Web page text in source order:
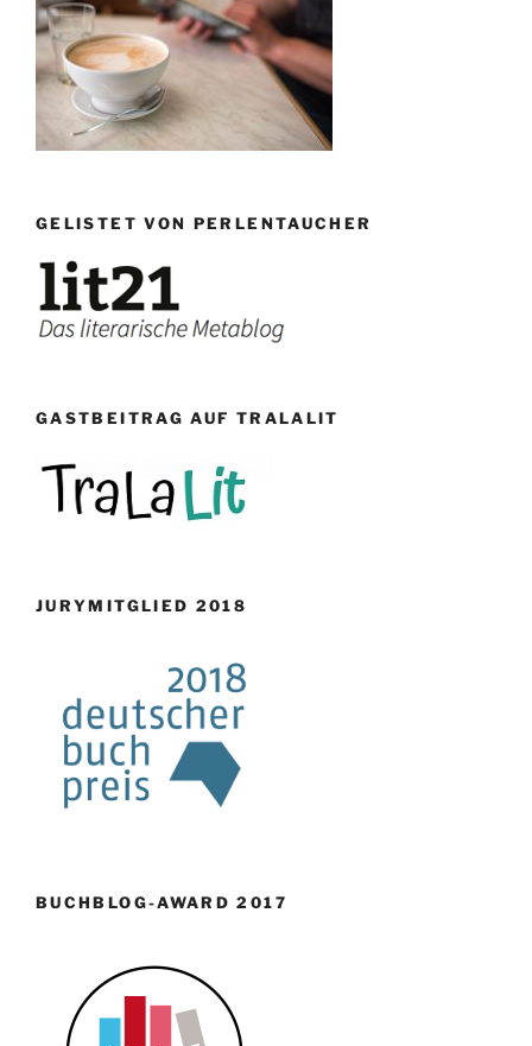
GELISTET VON PERLENTAUCHER
GASTBEITRAG AUF TRALALIT
JURYMITGLIED 2018
BUCHBLOG-AWARD 2017